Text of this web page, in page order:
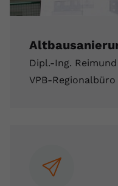
Dipl.-Ing.
VPB-Regionalbüro